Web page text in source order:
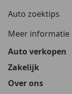
Auto zoektips
Meer informatie
Auto verkopen
Zakelijk
Over ons